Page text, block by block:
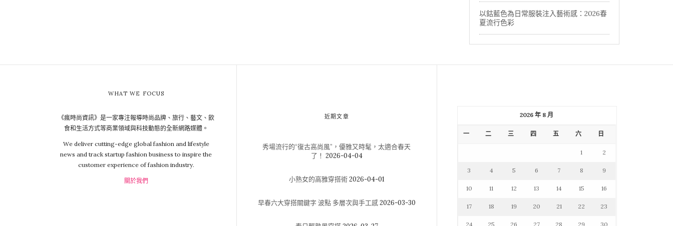
以鈷藍色為日常服裝注入藝術感：2026春
夏流行色彩
WHAT WE FOCUS
《瘋時尚資訊》是一家專注報導時尚品牌、旅行、藝文、飲
食和生活方式等商業領域與科技動態的全新網路媒體。
We deliver cutting-edge global fashion and lifestyle
news and track startup fashion business to inspire the
customer experience of fashion industry.
關於我們
近期文章
秀場流行的“復古高尚風”，優雅又時髦，太適合春天
了！ 2026-04-04
小熟女的高雅穿搭術2026-04-01
早春六大穿搭關鍵字 波點 多層次與手工感2026-03-30
2026 年 8 月
一 二 三 四 五 六 日
1 2
3 4 5 6 7 8 9
10 11 12 13 14 15 16
17 18 19 20 21 22 23
24 25 26 27 28 29 30